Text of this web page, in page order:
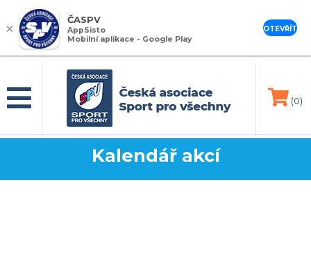
(0)
Kalendář akcí
×
ČASPV
AppSisto
Mobilní aplikace - Google Play
OTEVŘÍT